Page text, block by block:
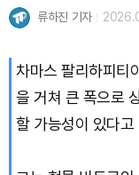
TRON (TRX)
Hyperliquid (HYPE)
류하진 기자
차마스 팔리하피티
을 거쳐 큰 폭으로
할 가능성이 있다고